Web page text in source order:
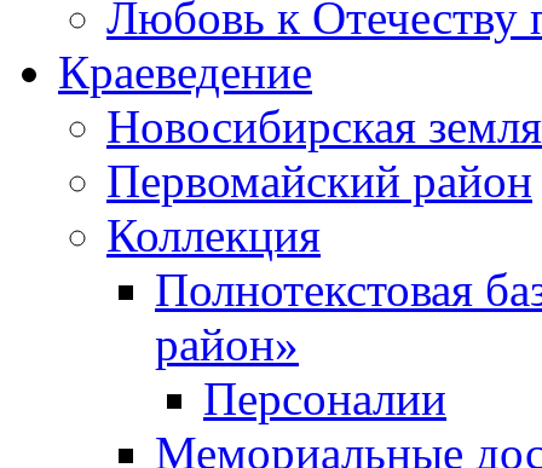
Любовь к Отечеству
Краеведение
Новосибирская земля
Первомайский район
Коллекция
Полнотекстовая
район»
Персоналии
Мемориальные